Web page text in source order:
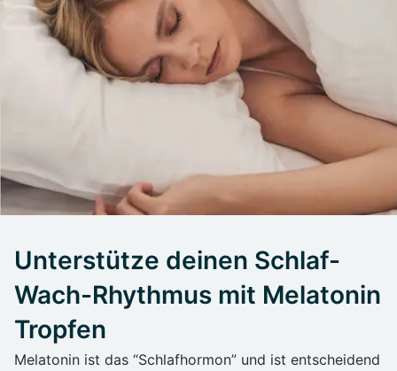
Unterstütze deinen Schlaf-
Wach-Rhythmus mit Melatonin
Tropfen
Melatonin ist das “Schlafhormon” und ist entscheidend